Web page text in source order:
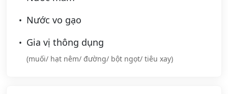
Nước vo gạo
Gia vị thông dụng
(muối/ hạt nêm/ đường/ bột ngọt/ tiêu xay)